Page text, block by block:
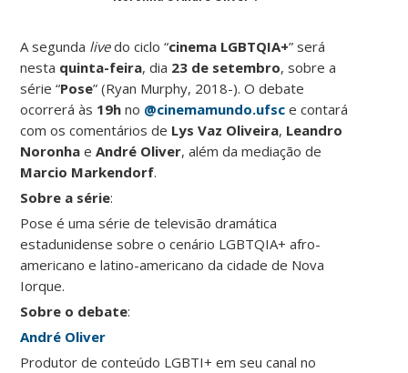
A segunda livedo ciclo “cinema LGBTQIA+” será
nesta quinta-feira, dia 23 de setembro, sobre a
série “Pose” (Ryan Murphy, 2018-). O debate
ocorrerá às 19h no @cinemamundo.ufsc e contará
com os comentários de Lys Vaz Oliveira, Leandro
Noronha eAndré Oliver, além da mediação de
Marcio Markendorf.
Sobre a série:
Pose é uma série de televisão dramática
estadunidense sobre o cenário LGBTQIA+ afro-
americano e latino-americano da cidade de Nova
Iorque.
Sobre o debate:
André Oliver
Produtor de conteúdo LGBTI+ em seu canal no